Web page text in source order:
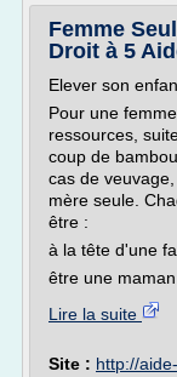
Femme
Droit à 5
Elever son
Pour une
ressources,
coup de
cas de
mère seule.
être :
à la tête d'une
être une
Lire la suite
Site : http://